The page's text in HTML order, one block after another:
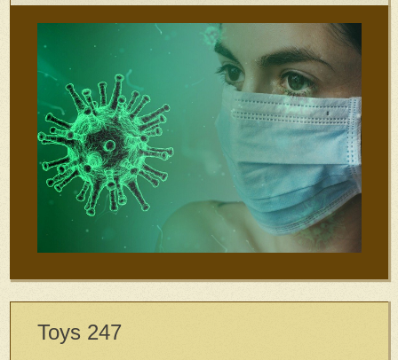
Toys 247